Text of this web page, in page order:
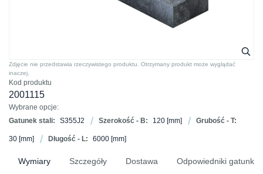
Kod produktu
2001115
Wybrane opcje:
Gatunek stali:
S355J2 Szerokość - B: 120 [mm] Grubość - T:
30 [mm] Długość - L: 6000 [mm]
Zdjęcie nie przedstawia rzeczywistego produktu. Otrzymany produkt może wyglądać
inaczej.
Wymiary Szczegóły Dostawa Odpowiedniki